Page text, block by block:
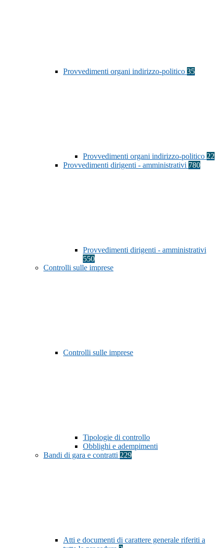
Provvedimenti organi indirizzo-politico 35
Provvedimenti organi indirizzo-politico 22
Provvedimenti dirigenti - amministrativi 780
Provvedimenti dirigenti - amministrativi
550
Controlli sulle imprese
Controlli sulle imprese
Tipologie di controllo
Obblighi e adempimenti
Bandi di gara e contratti 229
Atti e documenti di carattere generale riferiti a